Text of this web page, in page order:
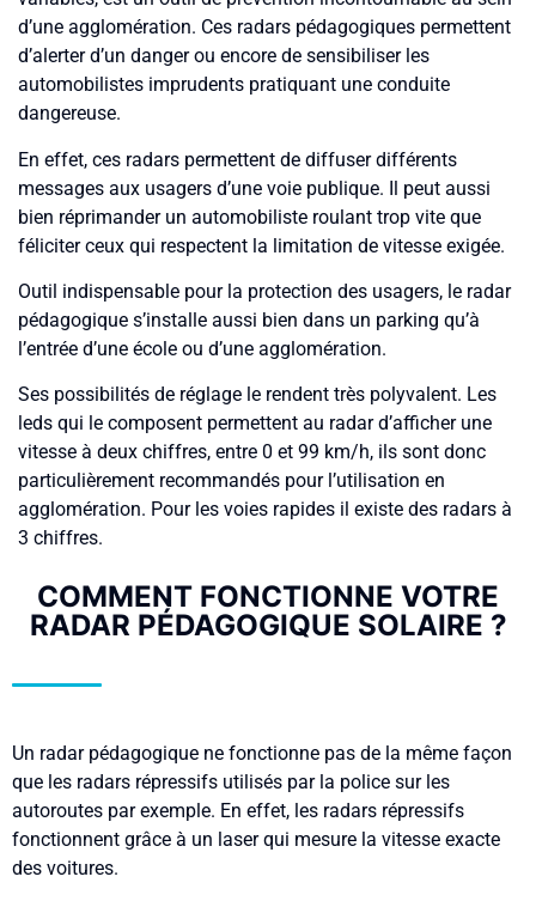
d’une agglomération. Ces radars pédagogiques permettent
d’alerter d’un danger ou encore de sensibiliser les
automobilistes imprudents pratiquant une conduite
dangereuse.
En effet, ces radars permettent de diffuser différents
messages aux usagers d’une voie publique. Il peut aussi
bien réprimander un automobiliste roulant trop vite que
féliciter ceux qui respectent la limitation de vitesse exigée.
Outil indispensable pour la protection des usagers, le radar
pédagogique s’installe aussi bien dans un parking qu’à
l’entrée d’une école ou d’une agglomération.
Ses possibilités de réglage le rendent très polyvalent. Les
leds qui le composent permettent au radar d’afficher une
vitesse à deux chiffres, entre 0 et 99 km/h, ils sont donc
particulièrement recommandés pour l’utilisation en
agglomération. Pour les voies rapides il existe des radars à
3 chiffres.
COMMENT FONCTIONNE VOTRE
RADAR PÉDAGOGIQUE SOLAIRE ?
Un radar pédagogique ne fonctionne pas de la même façon
que les radars répressifs utilisés par la police sur les
autoroutes par exemple. En effet, les radars répressifs
fonctionnent grâce à un laser qui mesure la vitesse exacte
des voitures.